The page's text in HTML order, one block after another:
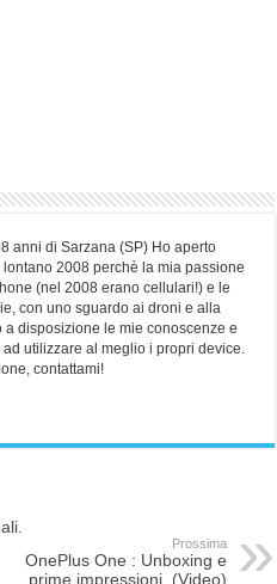
anni di Sarzana (SP) Ho aperto
2008 perchè la mia passione
(nel 2008 erano cellulari!) e le
con uno sguardo ai droni e alla
a disposizione le mie conoscenze e
utilizzare al meglio i propri device.
contattami!
Prossima
OnePlus One : Unboxing e
prime impressioni. (Video)